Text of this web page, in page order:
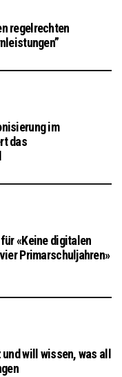
regelrechten
im
das
«Keine digitalen
Primarschuljahren»
will wissen, was all